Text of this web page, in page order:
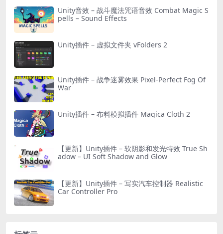
Unity音效 – 战斗魔法咒语音效 Combat Magic S
pells – Sound Effects
Unity插件 – 虚拟文件夹 vFolders 2
Unity插件 – 战争迷雾效果 Pixel-Perfect Fog Of
War
Unity插件 – 布料模拟插件 Magica Cloth 2
【更新】Unity插件 – 软阴影和发光特效 True Sh
adow – UI Soft Shadow and Glow
【更新】Unity插件 – 写实汽车控制器 Realistic
Car Controller Pro